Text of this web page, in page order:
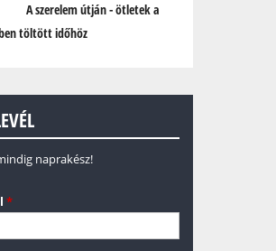
A szerelem útján - ötletek a
töltött időhöz
naprakész!
*